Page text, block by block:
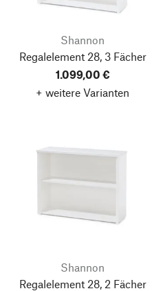
Shannon
Regalelement 28, 3 Fächer
1.099,00 €
+ weitere Varianten
Shannon
Regalelement 28, 2 Fächer